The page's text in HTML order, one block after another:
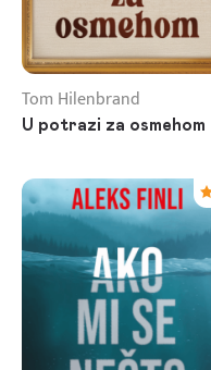
Tom Hilenbrand
U potrazi za osmehom